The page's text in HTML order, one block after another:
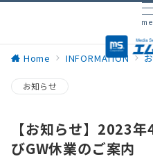
Home INFORMATION
お知らせ
【お知らせ】2023
びGW休業のご案内